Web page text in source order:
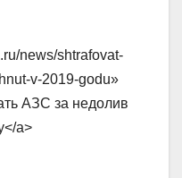
news/shtrafovat-
v-2019-godu»
АЗС за недолив
a>